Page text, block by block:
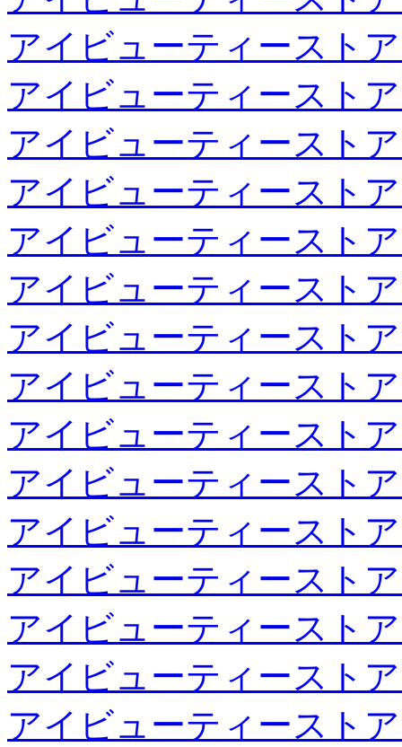
アイビューティースト
アイビューティースト
アイビューティースト
アイビューティースト
アイビューティースト
アイビューティースト
アイビューティースト
アイビューティースト
アイビューティースト
アイビューティースト
アイビューティースト
アイビューティースト
アイビューティースト
アイビューティースト
アイビューティースト